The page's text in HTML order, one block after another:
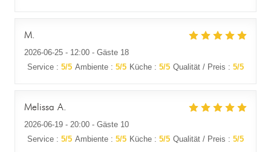
M
2026-06-25 - 12:00 - Gäste 18
Service : 5/5 Ambiente : 5/5 Küche : 5/5 Qualität / Preis : 5/5
Melissa A
2026-06-19 - 20:00 - Gäste 10
Service : 5/5 Ambiente : 5/5 Küche : 5/5 Qualität / Preis : 5/5